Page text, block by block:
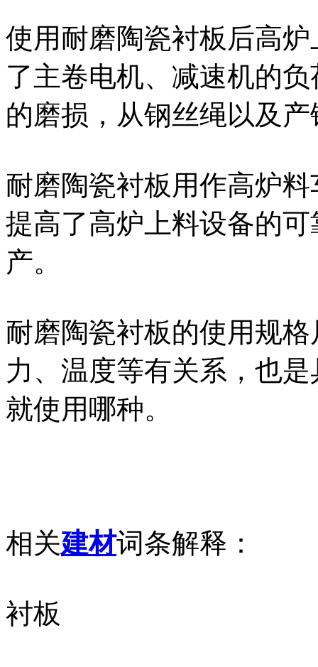
使用耐磨陶瓷衬板后高
了主卷电机、减速机的
的磨损，从钢丝绳以及
耐磨陶瓷衬板用作高炉
提高了高炉上料设备的
产。
耐磨陶瓷衬板的使用规
力、温度等有关系，也
就使用哪种。
相关建材词条解释：
衬板